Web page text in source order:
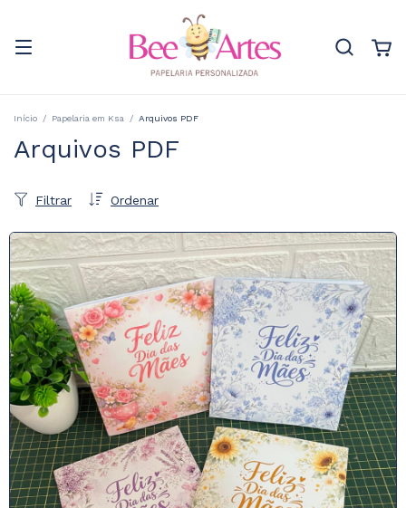
Início / Papelaria em Ksa / Arquivos PDF
Arquivos PDF
Ordenar
Filtrar